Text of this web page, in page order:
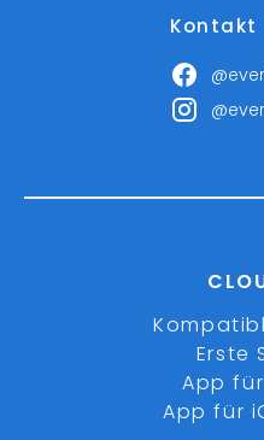
Kontakt
Erste
App
App für